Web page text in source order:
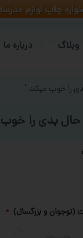
چاپ لوازم
وبلاگ درباره ما
را خوب میکند ‘
بدی را خوب
(نوجوان و بزرگسال) *